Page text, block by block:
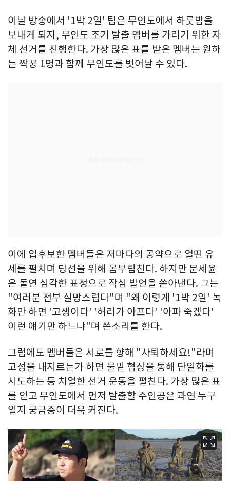
이날 방송에서 '1박 2일' 팀은 무인도에서 하룻밤을
보내게 되자, 무인도 조기 탈출 멤버를 가리기 위한 자
체 선거를 진행한다. 가장 많은 표를 받은 멤버는 원하
는 짝꿍 1명과 함께 무인도를 벗어날 수 있다.
이에 입후보한 멤버들은 저마다의 공약으로 열띤 유
세를 펼치며 당선을 위해 몸부림친다. 하지만 문세윤
은 돌연 심각한 표정으로 작심 발언을 쏟아낸다. 그는
"여러분 전부 실망스럽다"며 "왜 이렇게 '1박 2일' 녹
화만 하면 '고생이다' '허리가 아프다' '아파 죽겠다'
이런 얘기만 하느냐"며 쓴소리를 한다.
그럼에도 멤버들은 서로를 향해 "사퇴하세요!"라며
고성을 내지르는가 하면 물밑 협상을 통해 단일화를
시도하는 등 치열한 선거 운동을 펼친다. 가장 많은 표
를 얻고 무인도에서 먼저 탈출할 주인공은 과연 누구
일지 궁금증이 더욱 커진다.